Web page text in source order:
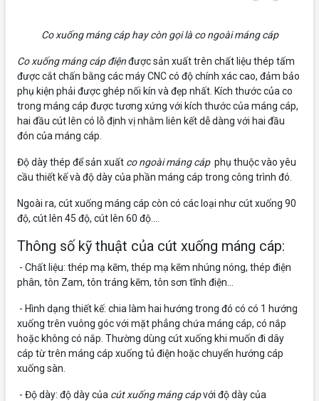
Co xuống máng cáp hay còn gọi là co ngoài máng cáp
Co xuống máng cáp điệnđược sản xuất trên chất liệu thép tấm
được cắt chấn bằng các máy CNC có độ chính xác cao, đảm bảo
phụ kiện phải được ghép nối kín và đẹp nhất. Kích thước của co
trong máng cáp được tương xứng với kích thước của máng cáp,
hai đầu cút lên có lỗ định vị nhằm liên kết dễ dàng với hai đầu
đón của máng cáp.
Độ dày thép để sản xuất co ngoài máng cápphụ thuộc vào yêu
cầu thiết kế và độ dày của phần máng cáp trong công trình đó.
Ngoài ra, cút xuống máng cáp còn có các loại như cút xuống 90
độ, cút lên 45 độ, cút lên 60 độ....
Thông số kỹ thuật của cút xuống máng cáp:
- Chất liệu: thép mạ kẽm, thép mạ kẽm nhúng nóng, thép điện
phân, tôn Zam, tôn tráng kẽm, tôn sơn tĩnh điện…
- Hình dạng thiết kế: chia làm hai hướng trong đó có có 1 hướng
xuống trên vuông góc với mặt phẳng chứa máng cáp, có nắp
hoặc không có nắp. Thường dùng cút xuống khi muốn đi dây
cáp từ trên máng cáp xuống tủ điện hoặc chuyển hướng cáp
xuống sàn.
- Độ dày: độ dày của cút xuống máng cápvới độ dày của